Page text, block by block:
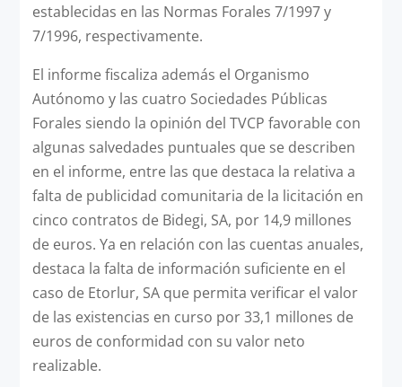
establecidas en las Normas Forales 7/1997 y
7/1996, respectivamente.
El informe fiscaliza además el Organismo
Autónomo y las cuatro Sociedades Públicas
Forales siendo la opinión del TVCP favorable con
algunas salvedades puntuales que se describen
en el informe, entre las que destaca la relativa a
falta de publicidad comunitaria de la licitación en
cinco contratos de Bidegi, SA, por 14,9 millones
de euros. Ya en relación con las cuentas anuales,
destaca la falta de información suficiente en el
caso de Etorlur, SA que permita verificar el valor
de las existencias en curso por 33,1 millones de
euros de conformidad con su valor neto
realizable.